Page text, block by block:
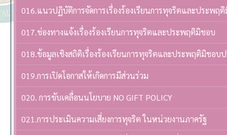
016.แนวปฏิบัติการจัดการเรื่องร้องเรียนการทุจริตและประพฤ
017.ช่องทางแจ้งเรื่องร้องเรียนการทุจริตและประพฤติมิชอบ
018.ข้อมูลเชิงสถิติเรื่องร้องเรียนการทุจริตและประพฤติมิชอบ
019.การเปิดโอกาสให้เกิดการมีส่วนร่วม
020. การขับเคลื่อนนโยบาย NO GIFT POLICY
021.การประเมินความเสี่ยงการทุจริต ในหน่วยงานภาครัฐ